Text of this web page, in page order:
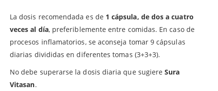
La dosis recomendada es de 1 cápsula, de dos a cuatro
veces al día, preferiblemente entre comidas. En caso de
procesos inflamatorios, se aconseja tomar 9 cápsulas
diarias divididas en diferentes tomas (3+3+3).
No debe superarse la dosis diaria que sugiereSura
Vitasan.